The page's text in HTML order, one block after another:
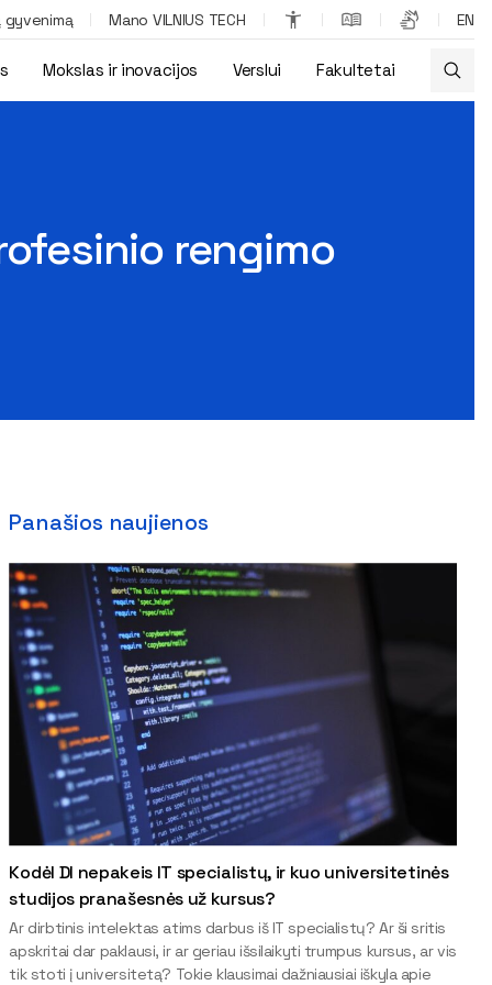
gyvenimą Mano VILNIUS TECH EN
Mokslas ir inovacijos Verslui Fakultetai
rengimo
Panašios naujienos
Kodėl DI nepakeis IT specialistų, ir kuo universitetinės
studijos pranašesnės už kursus?
Ar dirbtinis intelektas atims darbus iš IT specialistų? Ar ši sritis
apskritai dar paklausi, ir ar geriau išsilaikyti trumpus kursus, ar vis
tik stoti į universitetą? Tokie klausimai dažniausiai iškyla apie